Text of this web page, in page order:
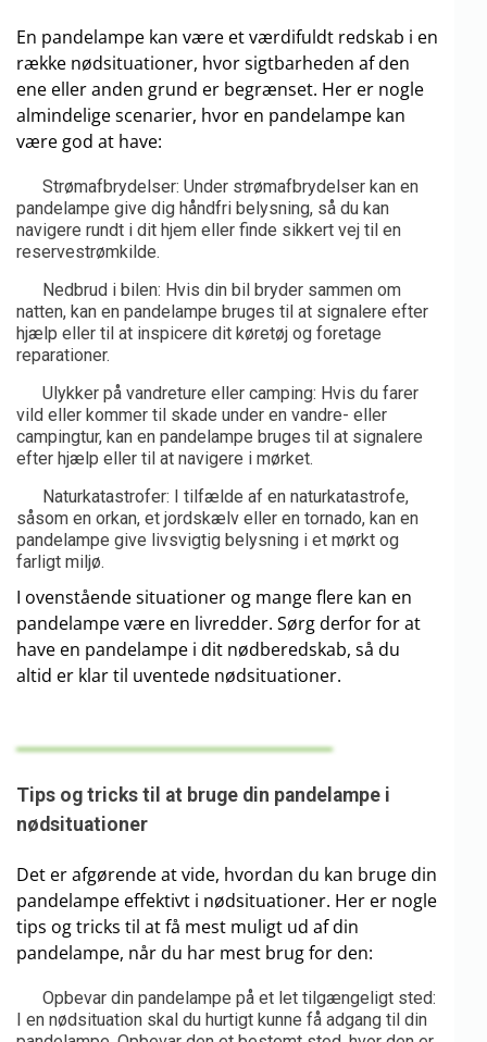
En pandelampe kan være et værdifuldt redskab i en
række nødsituationer, hvor sigtbarheden af den
ene eller anden grund er begrænset. Her er nogle
almindelige scenarier, hvor en pandelampe kan
være god at have:
Strømafbrydelser: Under strømafbrydelser kan en
pandelampe give dig håndfri belysning, så du kan
navigere rundt i dit hjem eller finde sikkert vej til en
reservestrømkilde.
Nedbrud i bilen: Hvis din bil bryder sammen om
natten, kan en pandelampe bruges til at signalere efter
hjælp eller til at inspicere dit køretøj og foretage
reparationer.
Ulykker på vandreture eller camping: Hvis du farer
vild eller kommer til skade under en vandre- eller
campingtur, kan en pandelampe bruges til at signalere
efter hjælp eller til at navigere i mørket.
Naturkatastrofer: I tilfælde af en naturkatastrofe,
såsom en orkan, et jordskælv eller en tornado, kan en
pandelampe give livsvigtig belysning i et mørkt og
farligt miljø.
I ovenstående situationer og mange flere kan en
pandelampe være en livredder. Sørg derfor for at
have en pandelampe i dit nødberedskab, så du
altid er klar til uventede nødsituationer.
Tips og tricks til at bruge din pandelampe i
nødsituationer
Det er afgørende at vide, hvordan du kan bruge din
pandelampe effektivt i nødsituationer. Her er nogle
tips og tricks til at få mest muligt ud af din
pandelampe, når du har mest brug for den:
Opbevar din pandelampe på et let tilgængeligt sted:
I en nødsituation skal du hurtigt kunne få adgang til din